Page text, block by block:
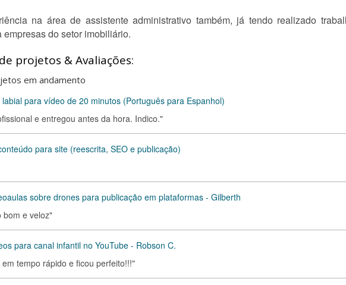
na área de assistente administrativo também, já tendo realizado
empresas do setor imobiliário.
projetos & Avaliações:
em andamento
para vídeo de 20 minutos (Português para Espanhol)
e entregou antes da hora. Indico."
para site (reescrita, SEO e publicação)
sobre drones para publicação em plataformas - Gilberth
bom e veloz"
para canal infantil no YouTube - Robson C.
tempo rápido e ficou perfeito!!!"